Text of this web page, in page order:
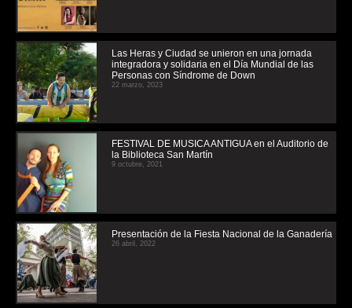
Las Heras y Ciudad se unieron en una jornada
integradora y solidaria en el Día Mundial de las
Personas con Síndrome de Down
22 marzo, 2023
FESTIVAL DE MUSICA ANTIGUA en el Auditorio de
la Biblioteca San Martín
9 octubre, 2021
Presentación de la Fiesta Nacional de la Ganadería
26 abril, 2022